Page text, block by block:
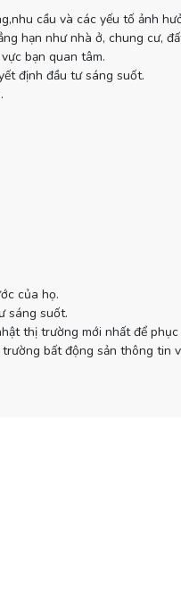
cầu và các yếu tố ảnh
hạn như nhà ở, chung cư,
bạn quan tâm.
định đầu tư sáng suốt.
của họ.
sáng suốt.
thị trường mới nhất để
bất động sản thông tin